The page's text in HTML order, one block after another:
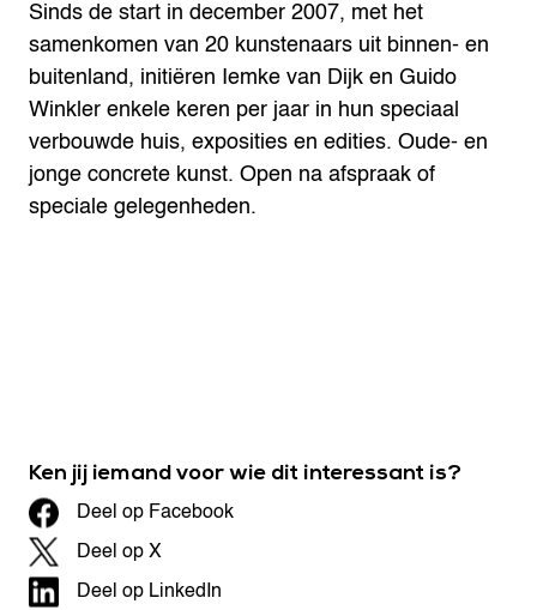
Sinds de start in december 2007, met het
samenkomen van 20 kunstenaars uit binnen- en
buitenland, initiëren Iemke van Dijk en Guido
Winkler enkele keren per jaar in hun speciaal
verbouwde huis, exposities en edities. Oude- en
jonge concrete kunst. Open na afspraak of
speciale gelegenheden.
Ken jij iemand voor wie dit interessant is?
Deel op Facebook
Deel op X
Deel op LinkedIn